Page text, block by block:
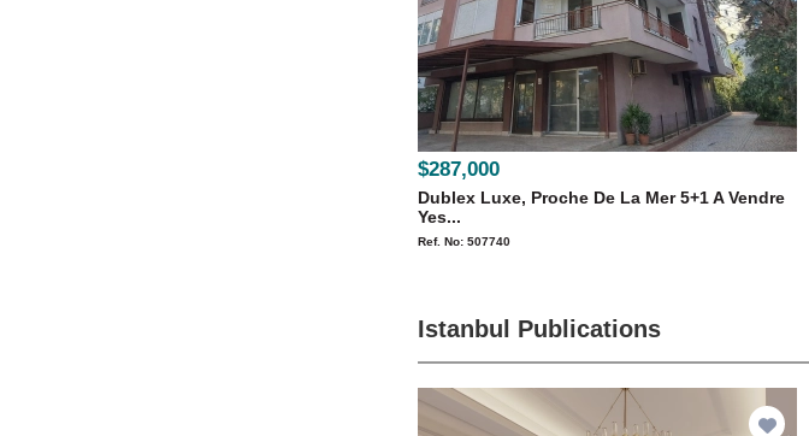
$287,000
Dublex Luxe, Proche De La Mer 5+1 A Vendre
Yes...
Ref. No: 507740
Istanbul Publications